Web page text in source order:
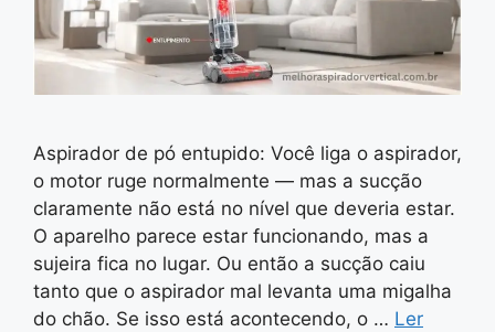
Aspirador de pó entupido: Você liga o aspirador,
o motor ruge normalmente — mas a sucção
claramente não está no nível que deveria estar.
O aparelho parece estar funcionando, mas a
sujeira fica no lugar. Ou então a sucção caiu
tanto que o aspirador mal levanta uma migalha
do chão. Se isso está acontecendo, o … Ler